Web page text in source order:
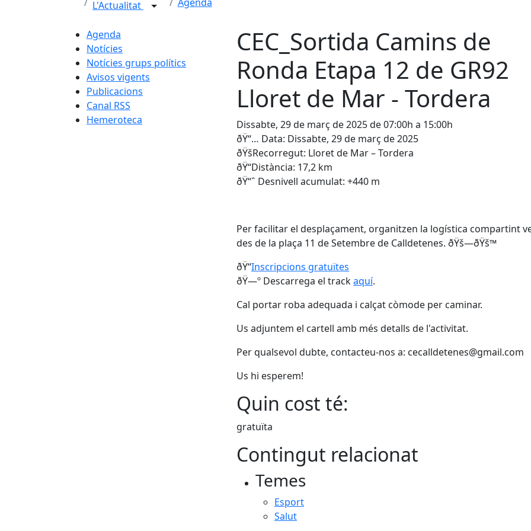
L'Actualitat
Agenda
Notícies
Notícies grups polítics
Avisos vigents
Publicacions
Canal RSS
Hemeroteca
CEC_Sortida Camins de
Ronda Etapa 12 de GR92
Lloret de Mar - Tordera
Dissabte, 29 de març de 2025 de 07:00h a 15:00h
ðŸ“… Data: Dissabte, 29 de març de 2025
ðŸšRecorregut: Lloret de Mar – Tordera
ðŸ“Distància: 17,2 km
ðŸ“ˆ Desnivell acumulat: +440 m
Per facilitar el desplaçament, organitzen la logística compartint
des de la plaça 11 de Setembre de Calldetenes. ðŸš—ðŸš™
ðŸ“Inscripcions gratuïtes
ðŸ—º️ Descarrega el trackaquí.
Cal portar roba adequada i calçat còmode per caminar.
Us adjuntem el cartell amb més detalls de l'activitat.
Per qualsevol dubte, contacteu-nos a: cecalldetenes@gmail.com
Us hi esperem!
Quin cost té:
gratuïta
Contingut relacionat
Temes
Esport
Salut